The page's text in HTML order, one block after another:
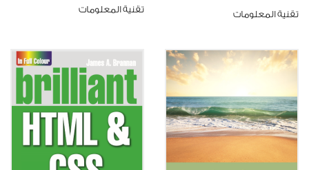
تقنية المعلومات تقنية المعلومات